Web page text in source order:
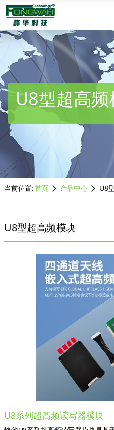
U8型超高
当前位置:首页 产品中心 U8
U8型超高频模块
U8系列超高频读写器模块